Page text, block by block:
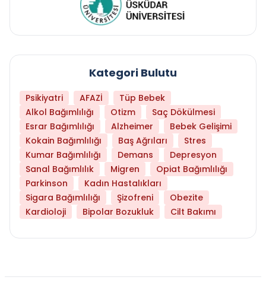
Kategori Bulutu
Psikiyatri AFAZİ
Tüp Bebek
Alkol Bağımlılığı
Otizm
Saç Dökülmesi
Esrar Bağımlılığı
Alzheimer
Bebek Gelişimi
Kokain Bağımlılığı
Baş Ağrıları
Stres
Kumar Bağımlılığı
Demans
Depresyon
Sanal Bağımlılık
Migren
Opiat Bağımlılığı
Parkinson
Kadın Hastalıkları
Sigara Bağımlılığı
Şizofreni
Obezite
Kardioloji
Bipolar Bozukluk Cilt Bakımı